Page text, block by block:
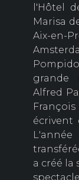
l'Hôtel
Marisa
Aix-
grande
Alfred
écrivent
a créé la